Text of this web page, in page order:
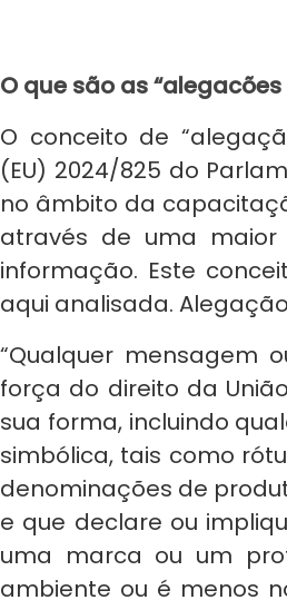
O que são as
O conceito de
(EU) 2024/825 do
no âmbito da
através de uma
informação. Este
aqui analisada.
“Qualquer mensagem
força do direito da
sua forma, incluindo
simbólica, tais como
denominações de
e que declare ou
uma marca ou um
ambiente ou é menos